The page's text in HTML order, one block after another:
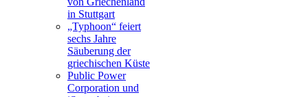
in Stuttgart
„Typhoon“ feiert
sechs Jahre
Säuberung der
griechischen Küste
Public Power
Corporation und